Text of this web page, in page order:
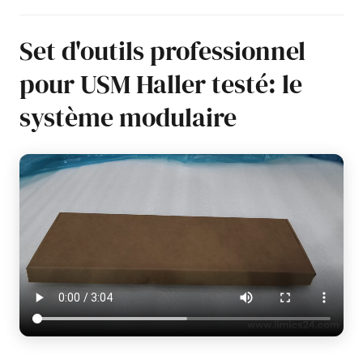
Set d'outils professionnel
pour USM Haller testé: le
système modulaire